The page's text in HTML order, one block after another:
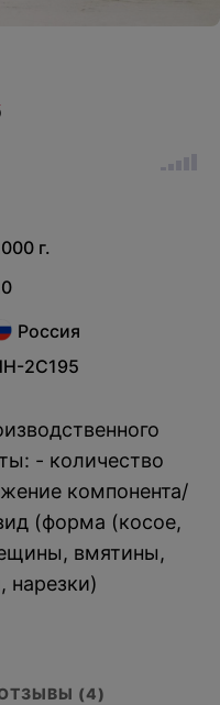
г.
Россия
2С195
- количество
компонента/
(форма (косое,
вмятины,
нарезки)
(4)